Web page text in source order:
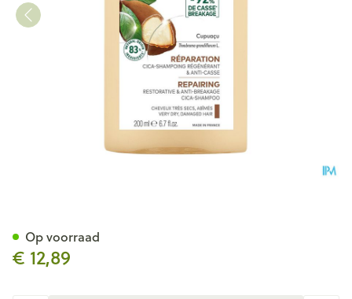
€ 12,89
Op voorraad